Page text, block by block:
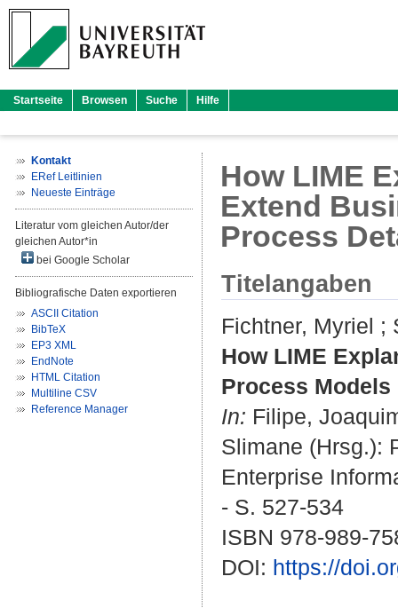
Startseite Browsen Suche Hilfe
Kontakt
ERef Leitlinien
Neueste Einträge
Literatur vom gleichen Autor/der
gleichen Autor*in
bei Google Scholar
Bibliografische Daten exportieren
ASCII Citation
BibTeX
EP3 XML
EndNote
HTML Citation
Multiline CSV
Reference Manager
How LIME
Extend
Process
Titelangaben
Fichtner, Myriel ;
How LIME
Process
In: Filipe,
Slimane (Hrsg.):
Enterprise
- S. 527-534
ISBN 978-989-
DOI: https://